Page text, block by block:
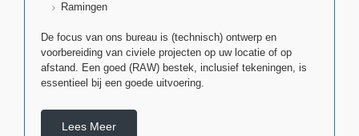
Ramingen
De focus van ons bureau is (technisch) ontwerp en
voorbereiding van civiele projecten op uw locatie of op
afstand. Een goed (RAW) bestek, inclusief tekeningen, is
essentieel bij een goede uitvoering.
Lees Meer